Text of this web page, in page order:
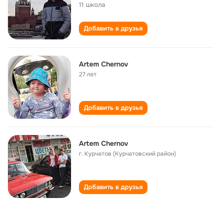
11 школа
Добавить в друзья
Artem Chernov
27 лет
Добавить в друзья
Artem Chernov
г. Курчатов (Курчатовский район)
Добавить в друзья